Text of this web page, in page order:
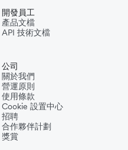
開發員工
產品文檔
API 技術文檔
公司
關於我們
營運原則
使用條款
Cookie 設置中心
招聘
合作夥伴計劃
獎賞